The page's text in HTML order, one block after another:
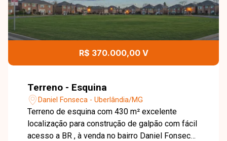
R$ 370.000,00 V
Terreno - Esquina
Daniel Fonseca - Uberlândia/MG
Terreno de esquina com 430 m² excelente
localização para construção de galpão com fácil
acesso a BR , à venda no bairro Daniel Fonseca,